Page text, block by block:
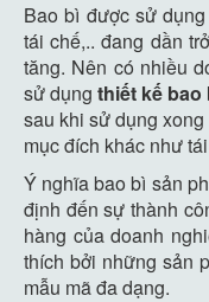
Bao bì được sử
tái chế,.. đang dần
tăng. Nên có nhiều
sử dụngthiết kế bao
sau khi sử dụng
mục đích khác như
Ý nghĩa bao bì sản
định đến sự thành
hàng của doanh
thích bởi những sản
mẫu mã đa dạng.